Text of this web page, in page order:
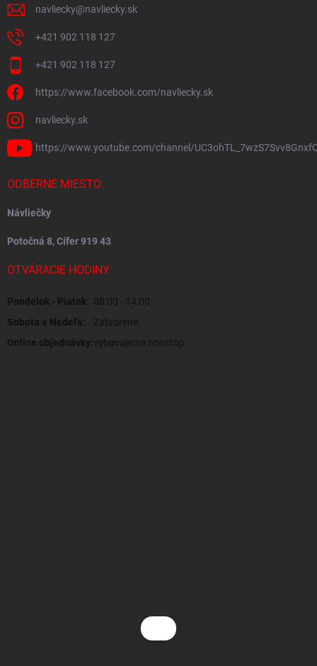
navliecky@navliecky.sk
+421 902 118 127
+421 902 118 127
https://www.facebook.com/navliecky.sk
navliecky.sk
https://www.youtube.com/channel/
ODBERNÉ MIESTO
Návliečky
Potočná 8, Cífer 919 43
OTVÁRACIE HODINY
Pondelok - Piatok: 08:00 - 14:00
Sobota a Nedeľa:
Zatvorené
Online objednávky:vybavujeme nonstop